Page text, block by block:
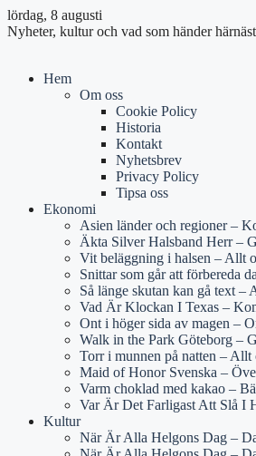
lördag, 8 augusti
Nyheter, kultur och vad som händer
Hem
Om oss
Cookie Policy
Historia
Kontakt
Nyhetsbrev
Privacy Policy
Tipsa oss
Ekonomi
Asien länder och regioner –
Äkta Silver Halsband Herr –
Vit beläggning i halsen – Allt
Snittar som går att förbereda
Så länge skutan kan gå text –
Vad Är Klockan I Texas –
Ont i höger sida av magen –
Walk in the Park Göteborg –
Torr i munnen på natten –
Maid of Honor Svenska –
Varm choklad med kakao –
Var Är Det Farligast Att Slå I
Kultur
När Är Alla Helgons Dag –